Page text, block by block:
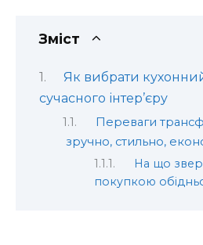
Зміст
Як вибрати
сучасного інтер’єру
Переваги
зручно, стильно,
На що
покупкою